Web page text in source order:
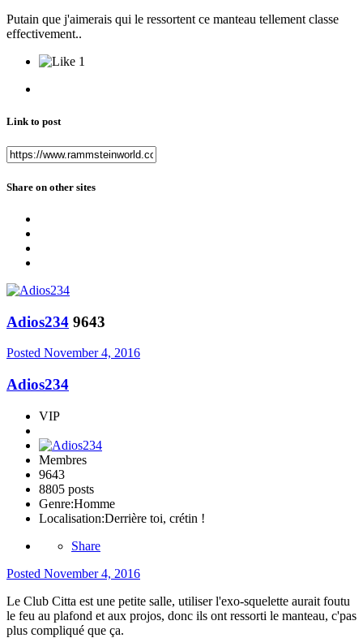
Putain que j'aimerais qui le ressortent ce manteau tellement classe
effectivement..
1
Link to post
Share on other sites
Adios234 9643
Posted November 4, 2016
Adios234
VIP
Membres
9643
8805 posts
Genre:Homme
Localisation:Derrière toi, crétin !
Share
Posted November 4, 2016
Le Club Citta est une petite salle, utiliser l'exo-squelette aurait foutu
le feu au plafond et aux projos, donc ils ont ressorti le manteau, c'pas
plus compliqué que ça.